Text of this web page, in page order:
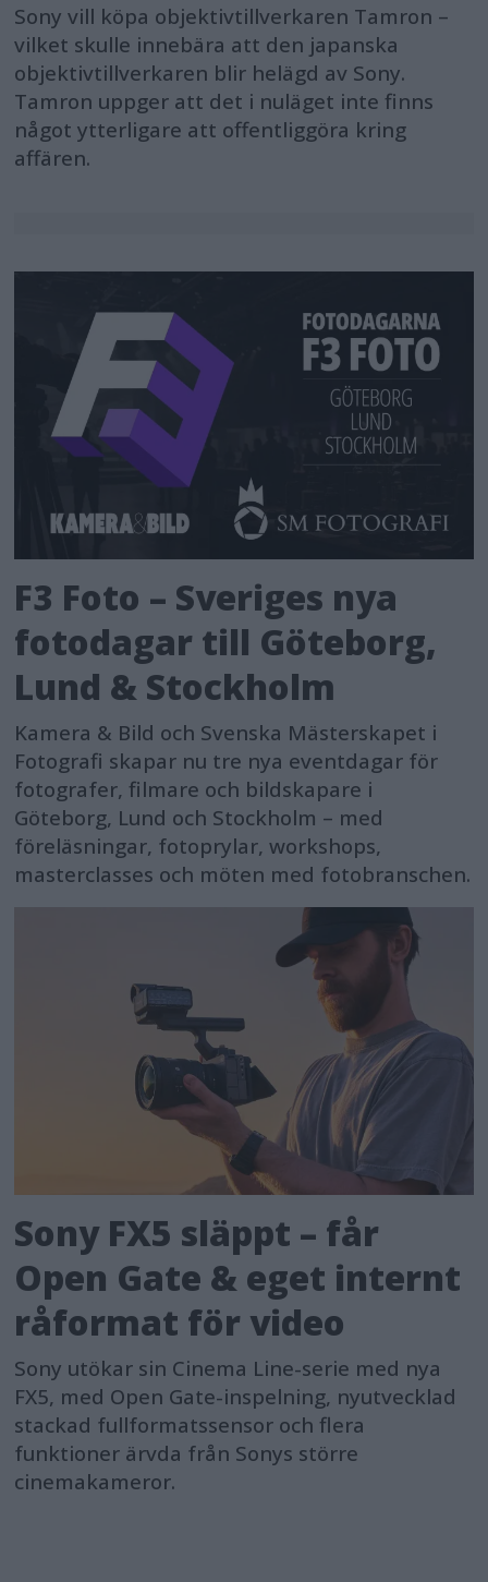
Sony vill köpa objektivtillverkaren Tamron –
vilket skulle innebära att den japanska
objektivtillverkaren blir helägd av Sony.
Tamron uppger att det i nuläget inte finns
något ytterligare att offentliggöra kring
affären.
F3 Foto – Sveriges nya
fotodagar till Göteborg,
Lund & Stockholm
Kamera & Bild och Svenska Mästerskapet i
Fotografi skapar nu tre nya eventdagar för
fotografer, filmare och bildskapare i
Göteborg, Lund och Stockholm – med
föreläsningar, fotoprylar, workshops,
masterclasses och möten med fotobranschen.
Sony FX5 släppt – får
Open Gate & eget internt
råformat för video
Sony utökar sin Cinema Line-serie med nya
FX5, med Open Gate-inspelning, nyutvecklad
stackad fullformatssensor och flera
funktioner ärvda från Sonys större
cinemakameror.